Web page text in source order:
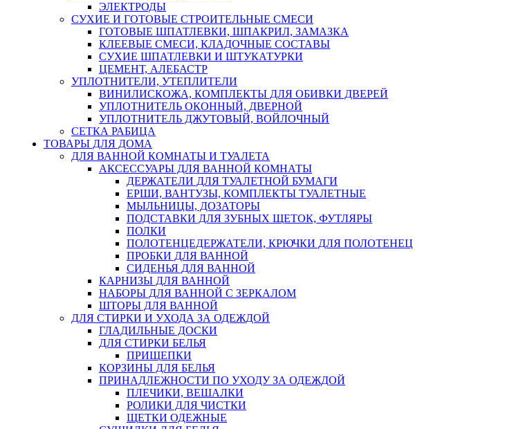
ЭЛЕКТРОДЫ
СУХИЕ И ГОТОВЫЕ СТРОИТЕЛЬНЫЕ СМЕСИ
ГОТОВЫЕ ШПАТЛЕВКИ, ШПАКРИЛ, ЗАМАЗКА
КЛЕЕВЫЕ СМЕСИ, КЛАДОЧНЫЕ СОСТАВЫ
СУХИЕ ШПАТЛЕВКИ И ШТУКАТУРКИ
ЦЕМЕНТ, АЛЕБАСТР
УПЛОТНИТЕЛИ, УТЕПЛИТЕЛИ
ВИНИЛИСКОЖА, КОМПЛЕКТЫ ДЛЯ ОБИВКИ ДВЕРЕЙ
УПЛОТНИТЕЛЬ ОКОННЫЙ, ДВЕРНОЙ
УПЛОТНИТЕЛЬ ДЖУТОВЫЙ, ВОЙЛОЧНЫЙ
СЕТКА РАБИЦА
ТОВАРЫ ДЛЯ ДОМА
ДЛЯ ВАННОЙ КОМНАТЫ И ТУАЛЕТА
АКСЕССУАРЫ ДЛЯ ВАННОЙ КОМНАТЫ
ДЕРЖАТЕЛИ ДЛЯ ТУАЛЕТНОЙ БУМАГИ
ЕРШИ, ВАНТУЗЫ, КОМПЛЕКТЫ ТУАЛЕТНЫЕ
МЫЛЬНИЦЫ, ДОЗАТОРЫ
ПОДСТАВКИ ДЛЯ ЗУБНЫХ ЩЕТОК, ФУТЛЯРЫ
ПОЛКИ
ПОЛОТЕНЦЕДЕРЖАТЕЛИ, КРЮЧКИ ДЛЯ ПОЛОТЕНЕЦ
ПРОБКИ ДЛЯ ВАННОЙ
СИДЕНЬЯ ДЛЯ ВАННОЙ
КАРНИЗЫ ДЛЯ ВАННОЙ
НАБОРЫ ДЛЯ ВАННОЙ С ЗЕРКАЛОМ
ШТОРЫ ДЛЯ ВАННОЙ
ДЛЯ СТИРКИ И УХОДА ЗА ОДЕЖДОЙ
ГЛАДИЛЬНЫЕ ДОСКИ
ДЛЯ СТИРКИ БЕЛЬЯ
ПРИЩЕПКИ
КОРЗИНЫ ДЛЯ БЕЛЬЯ
ПРИНАДЛЕЖНОСТИ ПО УХОДУ ЗА ОДЕЖДОЙ
ПЛЕЧИКИ, ВЕШАЛКИ
РОЛИКИ ДЛЯ ЧИСТКИ
ЩЕТКИ ОДЕЖНЫЕ